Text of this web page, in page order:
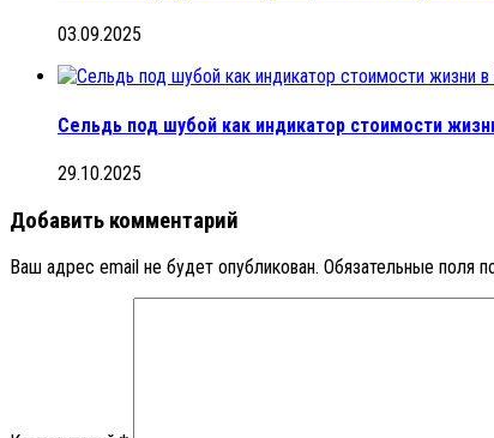
03.09.2025
Сельдь под шубой как индикатор стоимости
29.10.2025
Добавить комментарий
Ваш адрес email не будет опубликован. Обязательные поля